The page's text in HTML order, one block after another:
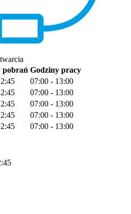
pobrań Godziny pracy
07:00 - 13:00
07:00 - 13:00
07:00 - 13:00
07:00 - 13:00
07:00 - 13:00